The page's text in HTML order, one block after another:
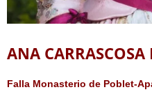
ANA
Falla Monasterio de Poblet-